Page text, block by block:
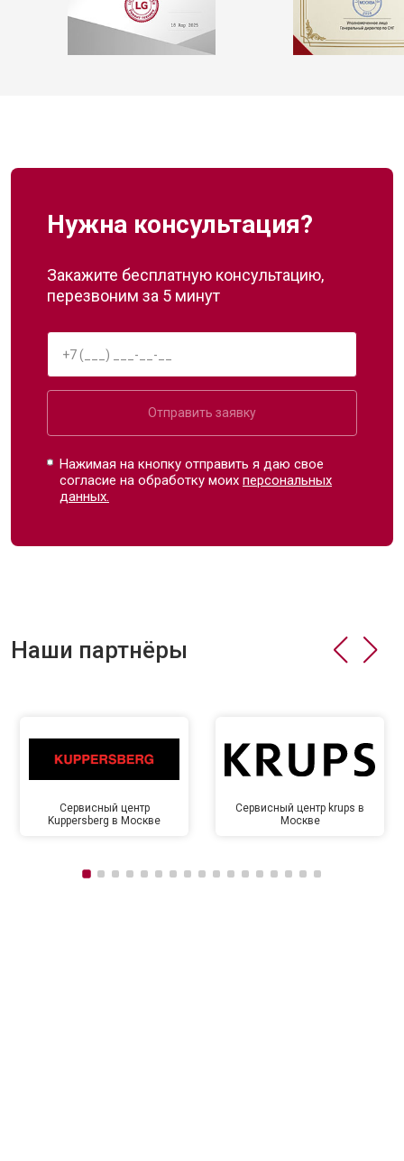
Нужна консультация?
Закажите бесплатную консультацию,
перезвоним за 5 минут
Отправить заявку
Нажимая на кнопку отправить я даю свое
согласие на обработку моихперсональных
данных.
Наши партнёры
Сервисный центр
Kuppersberg в Москве
Сервисный центр krups в
Москве